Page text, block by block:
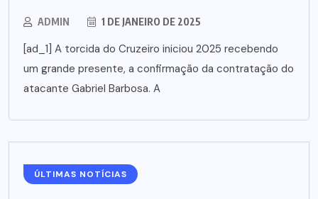
ADMIN 1 DE JANEIRO DE 2025
[ad_1] A torcida do Cruzeiro iniciou 2025 recebendo
um grande presente, a confirmação da contratação do
atacante Gabriel Barbosa. A
ÚLTIMAS NOTÍCIAS